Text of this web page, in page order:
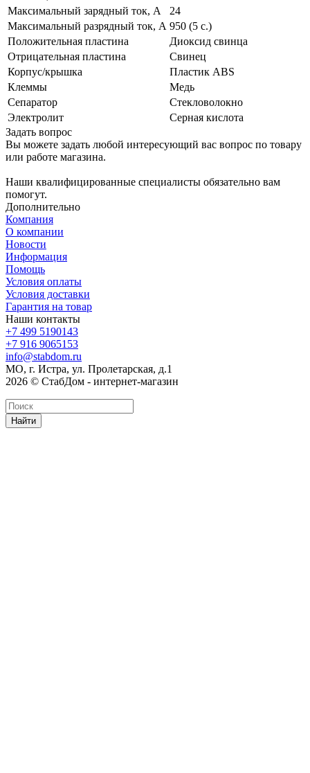
Максимальный зарядный ток, А
24
Максимальный разрядный ток, А 950 (5 с.)
Положительная пластина
Диоксид свинца
Отрицательная пластина
Свинец
Корпус/крышка
Пластик ABS
Клеммы
Медь
Сепаратор
Стекловолокно
Электролит
Cерная кислота
Задать вопрос
Вы можете задать любой интересующий вас вопрос по товару
или работе магазина.
Наши квалифицированные специалисты обязательно вам
помогут.
Дополнительно
Компания
О компании
Новости
Информация
Помощь
Условия оплаты
Условия доставки
Гарантия на товар
Наши контакты
+7 499 5190143
+7 916 9065153
info@stabdom.ru
МО, г. Истра, ул. Пролетарская, д.1
2026 © СтабДом - интернет-магазин
Найти